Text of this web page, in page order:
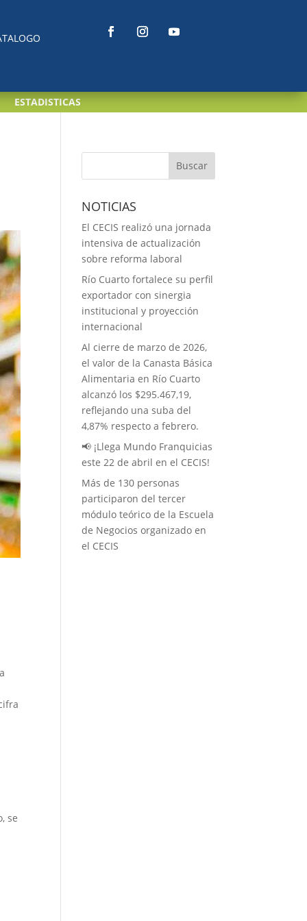
ESTADISTICAS
se
NOTICIAS
El CECIS realizó una jornada
intensiva de actualización
sobre reforma laboral
Río Cuarto fortalece su perfil
exportador con sinergia
institucional y proyección
internacional
Al cierre de marzo de 2026,
el valor de la Canasta Básica
Alimentaria en Río Cuarto
alcanzó los $295.467,19,
reflejando una suba del
4,87% respecto a febrero.
📢 ¡Llega Mundo Franquicias
este 22 de abril en el CECIS!
Más de 130 personas
participaron del tercer
módulo teórico de la Escuela
de Negocios organizado en
el CECIS